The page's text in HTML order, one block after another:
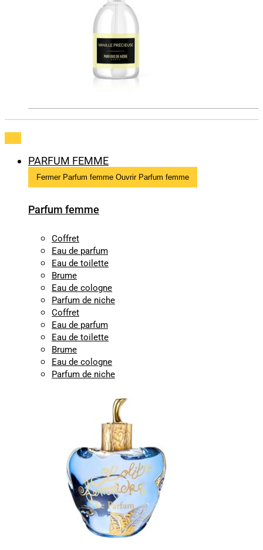
PARFUM FEMME
Fermer Parfum femme Ouvrir Parfum femme
Parfum femme
Coffret
Eau de parfum
Eau de toilette
Brume
Eau de cologne
Parfum de niche
Coffret
Eau de parfum
Eau de toilette
Brume
Eau de cologne
Parfum de niche